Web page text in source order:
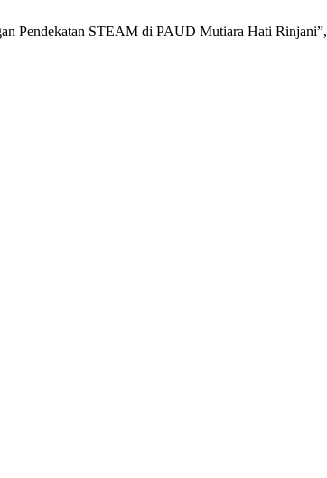
Pendekatan STEAM di PAUD Mutiara Hati Rinjani”,